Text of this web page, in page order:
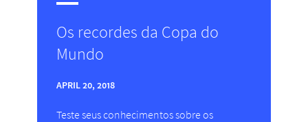
Os recordes da Copa do
Mundo
APRIL 20, 2018
Teste seus conhecimentos sobre os